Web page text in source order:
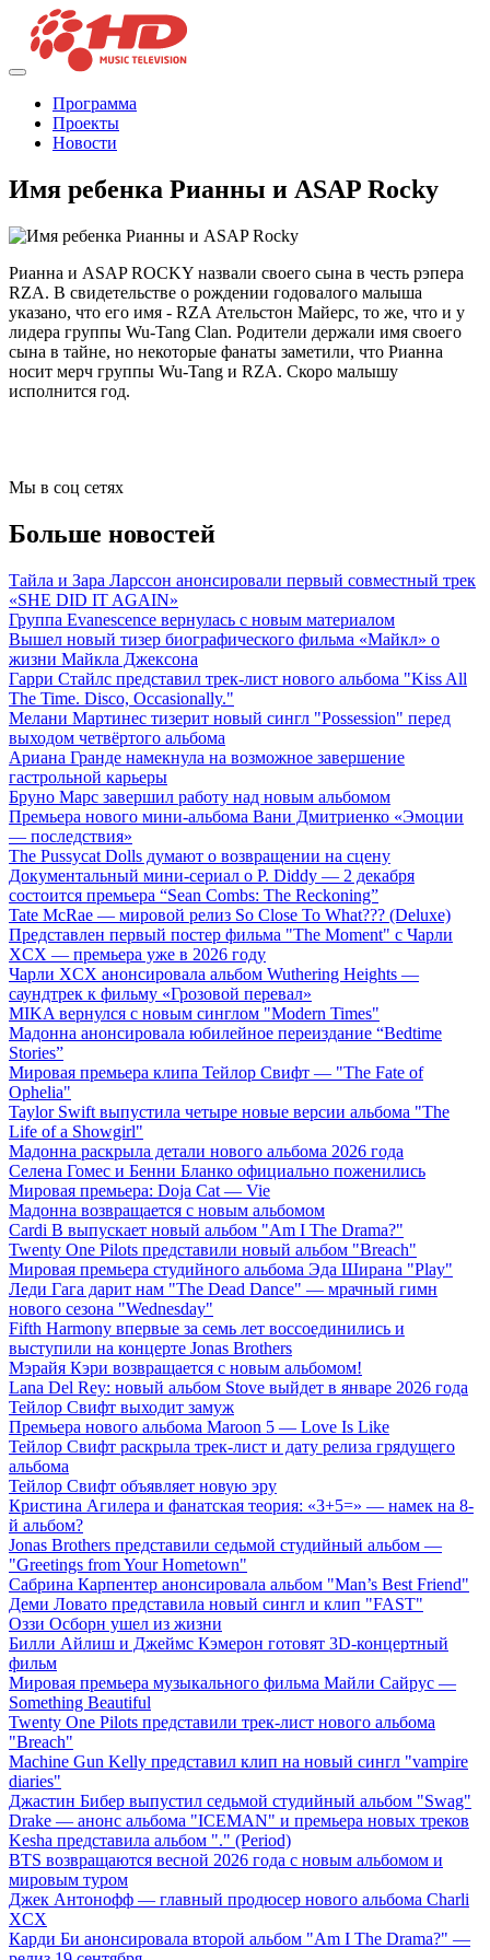
Программа
Проекты
Новости
Имя ребенка Рианны и ASAP Rocky
Рианна и ASAP ROCKY назвали своего сына в честь рэпера
RZA. В свидетельстве о рождении годовалого малыша
указано, что его имя - RZA Ательстон Майерс, то же, что и у
лидера группы Wu-Tang Clan. Родители держали имя своего
сына в тайне, но некоторые фанаты заметили, что Рианна
носит мерч группы Wu-Tang и RZA. Скоро малышу
исполнится год.
Мы в соц сетях
Больше новостей
Тайла и Зара Ларссон анонсировали первый совместный трек
«SHE DID IT AGAIN»
Группа Evanescence вернулась с новым материалом
Вышел новый тизер биографического фильма «Майкл» о
жизни Майкла Джексона
Гарри Стайлс представил трек-лист нового альбома "Kiss All
The Time. Disco, Occasionally."
Мелани Мартинес тизерит новый сингл "Possession" перед
выходом четвёртого альбома
Ариана Гранде намекнула на возможное завершение
гастрольной карьеры
Бруно Марс завершил работу над новым альбомом
Премьера нового мини-альбома Вани Дмитриенко «Эмоции
— последствия»
The Pussycat Dolls думают о возвращении на сцену
Документальный мини-сериал о P. Diddy — 2 декабря
состоится премьера “Sean Combs: The Reckoning”
Tate McRae — мировой релиз So Close To What??? (Deluxe)
Представлен первый постер фильма "The Moment" с Чарли
XCX — премьера уже в 2026 году
Чарли XCX анонсировала альбом Wuthering Heights —
саундтрек к фильму «Грозовой перевал»
MIKA вернулся с новым синглом "Modern Times"
Мадонна анонсировала юбилейное переиздание “Bedtime
Stories”
Мировая премьера клипа Тейлор Свифт — "The Fate of
Ophelia"
Taylor Swift выпустила четыре новые версии альбома "The
Life of a Showgirl"
Мадонна раскрыла детали нового альбома 2026 года
Селена Гомес и Бенни Бланко официально поженились
Мировая премьера: Doja Cat — Vie
Мадонна возвращается с новым альбомом
Cardi B выпускает новый альбом "Am I The Drama?"
Twenty One Pilots представили новый альбом "Breach"
Мировая премьера студийного альбома Эда Ширана "Play"
Леди Гага дарит нам "The Dead Dance" — мрачный гимн
нового сезона "Wednesday"
Fifth Harmony впервые за семь лет воссоединились и
выступили на концерте Jonas Brothers
Мэрайя Кэри возвращается с новым альбомом!
Lana Del Rey: новый альбом Stove выйдет в январе 2026 года
Тейлор Свифт выходит замуж
Премьера нового альбома Maroon 5 — Love Is Like
Тейлор Свифт раскрыла трек-лист и дату релиза грядущего
альбома
Тейлор Свифт объявляет новую эру
Кристина Агилера и фанатская теория: «3+5=» — намек на 8-
й альбом?
Jonas Brothers представили седьмой студийный альбом —
"Greetings from Your Hometown"
Сабрина Карпентер анонсировала альбом "Man’s Best Friend"
Деми Ловато представила новый сингл и клип "FAST"
Оззи Осборн ушел из жизни
Билли Айлиш и Джеймс Кэмерон готовят 3D-концертный
фильм
Мировая премьера музыкального фильма Майли Сайрус —
Something Beautiful
Twenty One Pilots представили трек-лист нового альбома
"Breach"
Machine Gun Kelly представил клип на новый сингл "vampire
diaries"
Джастин Бибер выпустил седьмой студийный альбом "Swag"
Drake — анонс альбома "ICEMAN" и премьера новых треков
Kesha представила альбом "." (Period)
BTS возвращаются весной 2026 года с новым альбомом и
мировым туром
Джек Антонофф — главный продюсер нового альбома Charli
XCX
Карди Би анонсировала второй альбом "Am I The Drama?" —